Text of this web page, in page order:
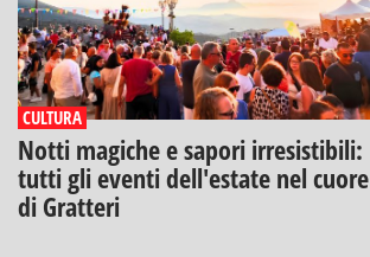
CULTURA
Notti magiche e sapori irresistibili:
tutti gli eventi dell'estate nel cuore
di Gratteri